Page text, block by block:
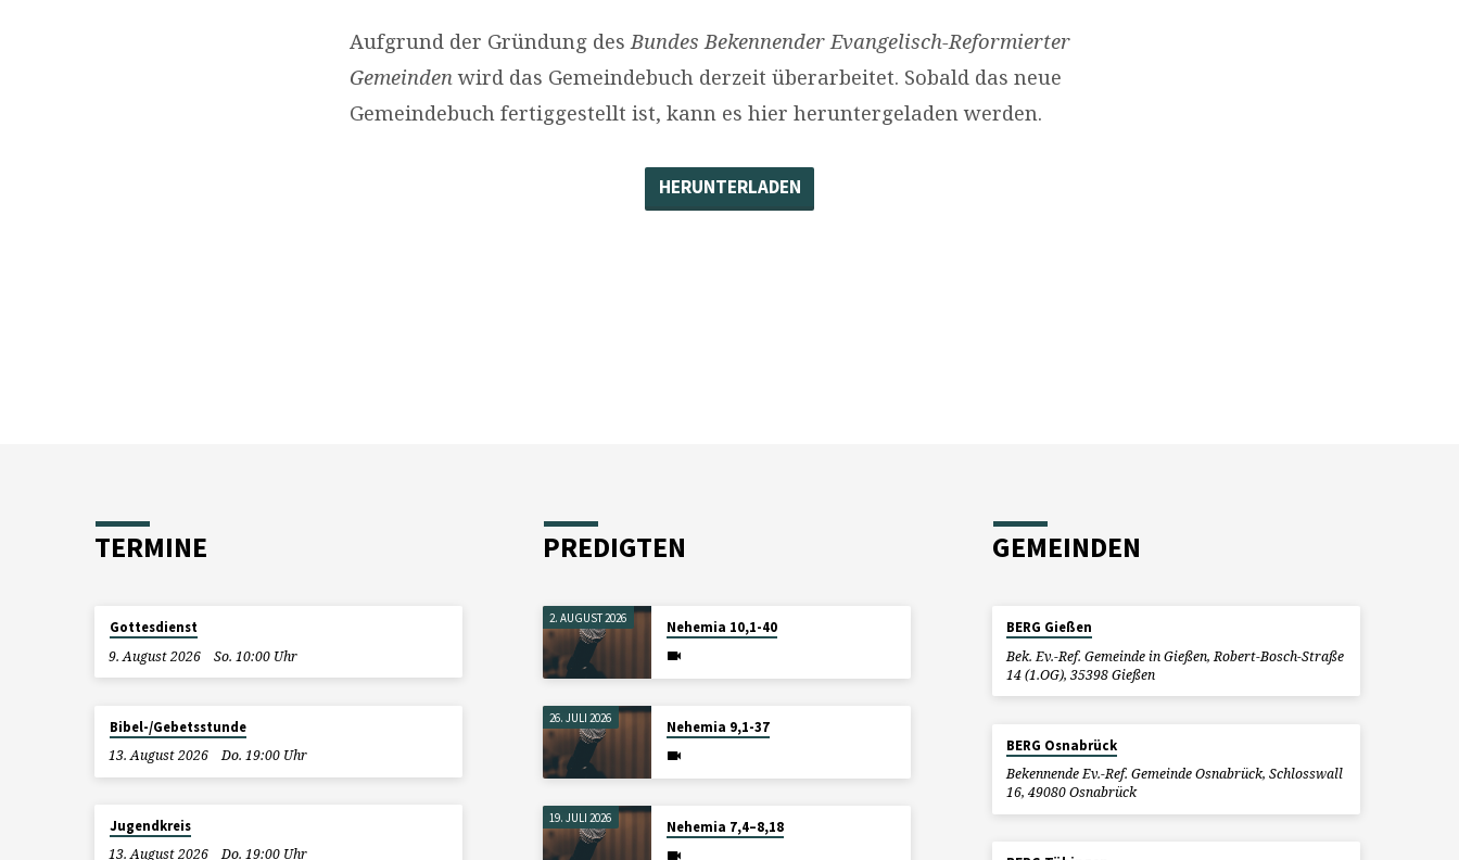
Aufgrund der Gründung des Bundes Bekennender Evangelisch-Reformierter
Gemeindenwird das Gemeindebuch derzeit überarbeitet. Sobald das neue
Gemeindebuch fertiggestellt ist, kann es hier heruntergeladen werden.
HERUNTERLADEN
TERMINE
Gottesdienst
9. August 2026
So. 10:00 Uhr
Bibel-/Gebetsstunde
13. August 2026
Do. 19:00 Uhr
Jugendkreis
13. August 2026
Do. 19:00 Uhr
PREDIGTEN
2. AUGUST 2026
Nehemia 10,1-40
26. JULI 2026
Nehemia 9,1-37
19. JULI 2026
Nehemia 7,4–8,18
GEMEINDEN
BERG Gießen
Bek. Ev.-Ref. Gemeinde in Gießen, Robert-Bosch-Straße
14 (1.OG), 35398 Gießen
BERG Osnabrück
Bekennende Ev.-Ref. Gemeinde Osnabrück, Schlosswall
16, 49080 Osnabrück